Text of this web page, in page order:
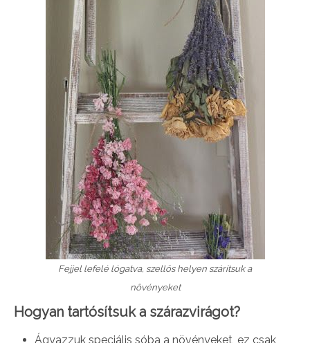
Fejjel lefelé lógatva, szellős helyen szárítsuk a
növényeket
Hogyan tartósítsuk a szárazvirágot?
Ágyazzuk speciális sóba a növényeket, ez csak